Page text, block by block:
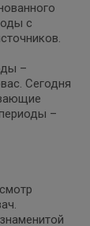
с
–
Сегодня
–